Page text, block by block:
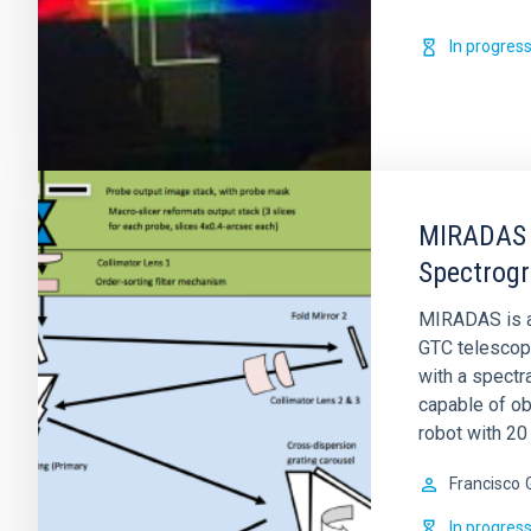
In progress
MIRADAS
GTC
with a
capable of
robot with 20
Francisco